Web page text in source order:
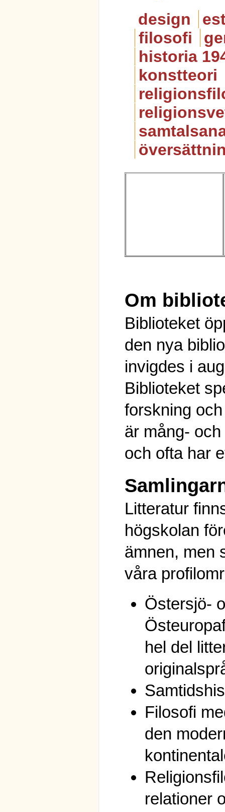
design
filosofi
historia
konstteori
Om
Biblioteket
den nya
invigdes i
Biblioteket
forskning
är mång-
och ofta har
Litteratur
högskolan
ämnen, men
våra
Östersjö-
hel del
Filosofi
den
relationer